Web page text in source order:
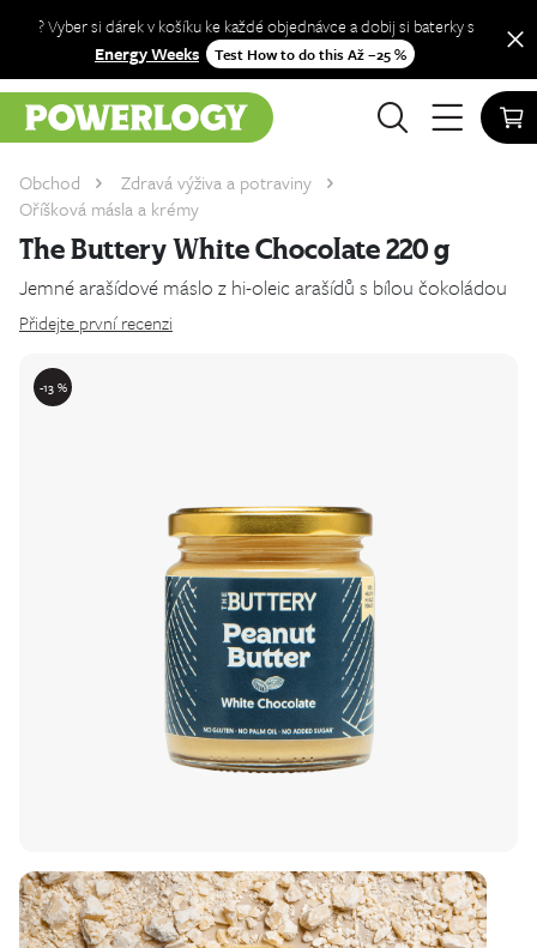
? Vyber si dárek v košíku ke každé objednávce a dobij si baterky s
Energy Weeks
Test How to do this Až −25 %
Obchod
Zdravá výživa a potraviny
Oříšková másla a krémy
The Buttery White Chocolate 220 g
Jemné arašídové máslo z hi-oleic arašídů s bílou čokoládou
Přidejte první recenzi
-13 %